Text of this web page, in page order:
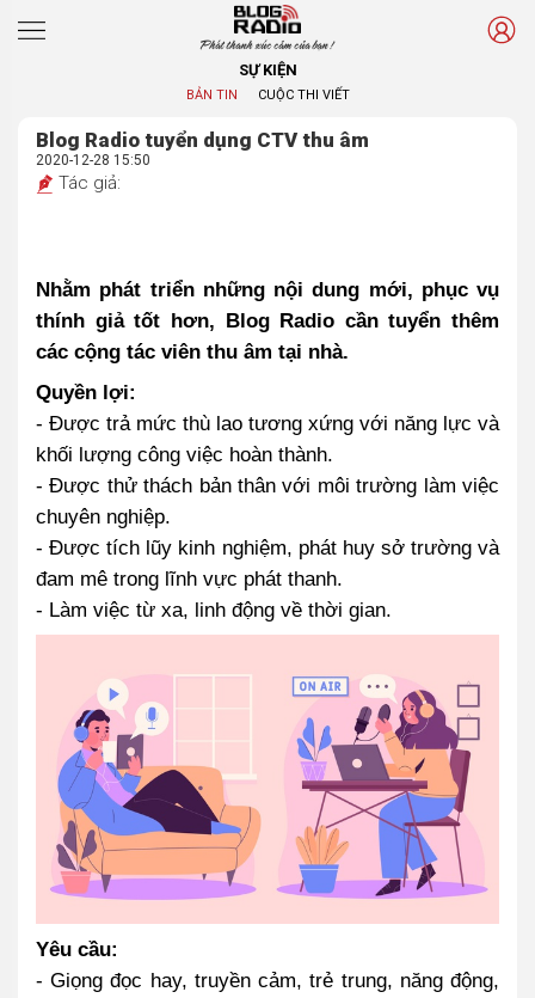
Phát thanh xúc cảm của bạn !
SỰ KIỆN
BẢN TIN CUỘC THI VIẾT
Blog Radio tuyển dụng CTV thu âm
2020-12-28 15:50
Tác giả:
Nhằm phát triển những nội dung mới, phục vụ
thính giả tốt hơn, Blog Radio cần tuyển thêm
các cộng tác viên thu âm tại nhà.
Quyền lợi:
- Được trả mức thù lao tương xứng với năng lực và
khối lượng công việc hoàn thành.
- Được thử thách bản thân với môi trường làm việc
chuyên nghiệp.
- Được tích lũy kinh nghiệm, phát huy sở trường và
đam mê trong lĩnh vực phát thanh.
- Làm việc từ xa, linh động về thời gian.
Yêu cầu:
- Giọng đọc hay, truyền cảm, trẻ trung, năng động,